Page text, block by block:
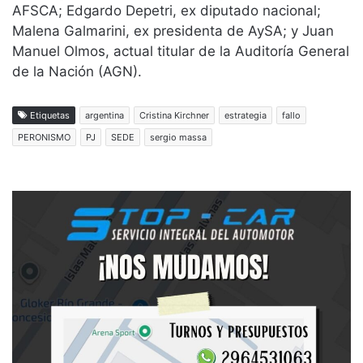
AFSCA; Edgardo Depetri, ex diputado nacional;
Malena Galmarini, ex presidenta de AySA; y Juan
Manuel Olmos, actual titular de la Auditoría General
de la Nación (AGN).
Etiquetas argentina Cristina Kirchner estrategia
fallo
PERONISMO
PJ SEDE sergio massa